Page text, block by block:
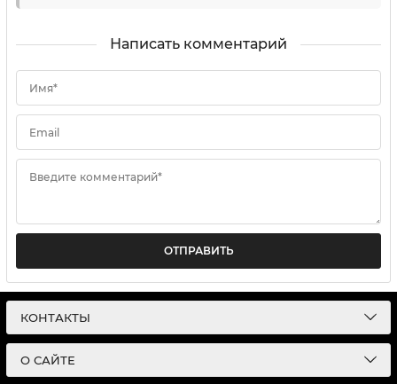
Написать комментарий
Имя*
Email
Введите комментарий*
ОТПРАВИТЬ
КОНТАКТЫ
О САЙТЕ